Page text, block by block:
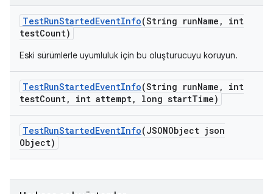
TestRunStartedEventInfo(String runName ,
int
testCount)
Eski sürümlerle uyumluluk için bu oluşturucuyu koruyun.
TestRunStartedEventInfo(String runName ,
int
testCount, int attempt, long startTime)
TestRunStartedEventInfo(JSONObject json
Object)